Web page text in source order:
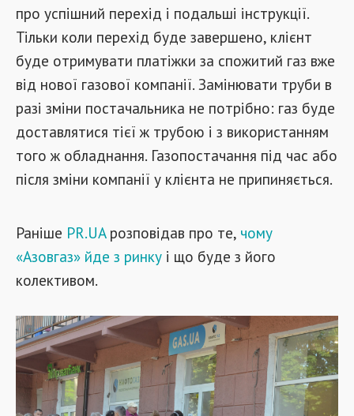
про успішний перехід і подальші інструкції.
Тільки коли перехід буде завершено, клієнт
буде отримувати платіжки за спожитий газ вже
від нової газової компанії. Замінювати труби в
разі зміни постачальника не потрібно: газ буде
доставлятися тієї ж трубою і з використанням
того ж обладнання. Газопостачання під час або
після зміни компанії у клієнта не припиняється.
Раніше PR.UAрозповідав про те, чому
«Азовгаз» йде з ринку і що буде з його
колективом.